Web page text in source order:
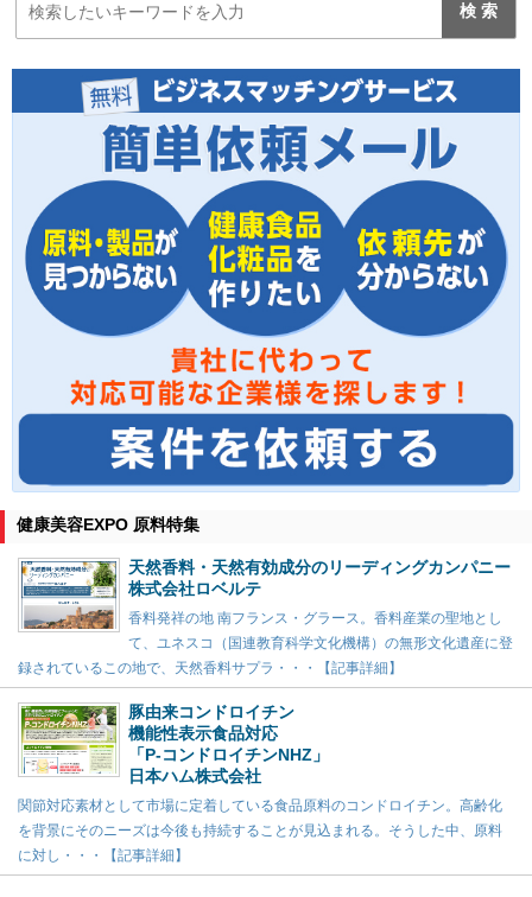
健康美容EXPO 原料特集
天然香料・天然有効成分のリーディングカンパニー
株式会社ロベルテ
香料発祥の地 南フランス・グラース。香料産業の聖地とし
て、ユネスコ（国連教育科学文化機構）の無形文化遺産に登
録されているこの地で、天然香料サプラ・・・【記事詳細】
豚由来コンドロイチン
機能性表示食品対応
「P-コンドロイチンNHZ」
日本ハム株式会社
関節対応素材として市場に定着している食品原料のコンドロイチン。高齢化
を背景にそのニーズは今後も持続することが見込まれる。そうした中、原料
に対し・・・【記事詳細】